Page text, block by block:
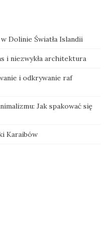
Dolinie Światła Islandii
i niezwykła architektura
i odkrywanie raf
Jak spakować się
Karaibów